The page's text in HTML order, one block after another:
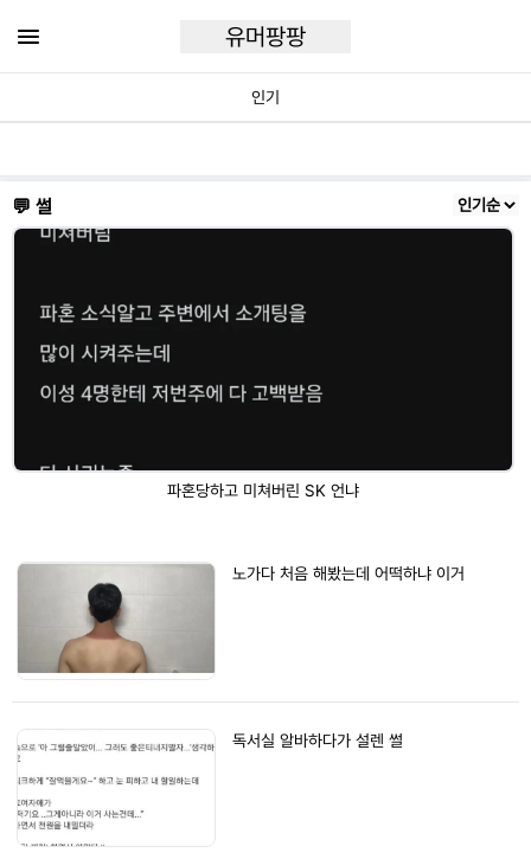
유머팡팡
인기
💬 썰
파혼당하고 미쳐버린 SK 언냐
노가다 처음 해봤는데 어떡하냐 이거
독서실 알바하다가 설렌 썰